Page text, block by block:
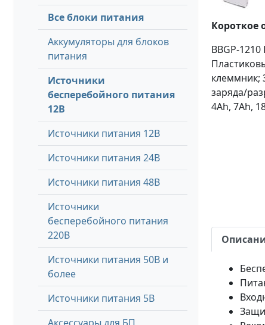
Все блоки питания
Аккумуляторы для блоков
питания
Источники
бесперебойного питания
12В
Источники питания 12В
Источники питания 24В
Источники питания 48В
Источники
бесперебойного питания
220В
Источники питания 50В и
более
Источники питания 5В
Короткое
BBGP-
клеммник;
заряда/
4Ah, 7Ah,